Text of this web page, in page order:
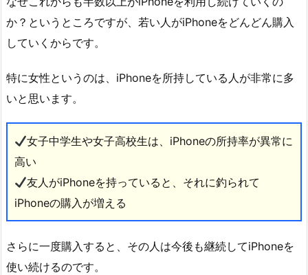
か？というところですが、若い人がiPhoneをどんどん購入
していくからです。
特に女性というのは、iPhoneを所持している人が非常に多
いと思います。
女子中学生や女子高校生は、iPhoneの所持率が異常に
高い
友人がiPhoneを持っていると、それに釣られて
iPhoneの購入が増える
さらに一度購入すると、その人は今後も継続してiPhoneを
使い続けるのです。